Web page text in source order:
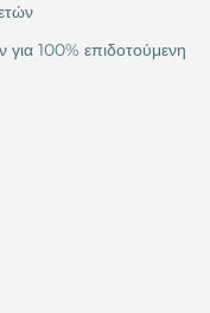
100% επιδοτούμενη